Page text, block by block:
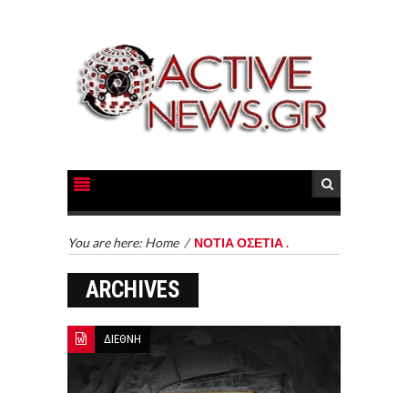
You are here: Home / ΝΟΤΙΑ ΟΣΕΤΙΑ .
ARCHIVES
ΔΙΕΘΝΗ